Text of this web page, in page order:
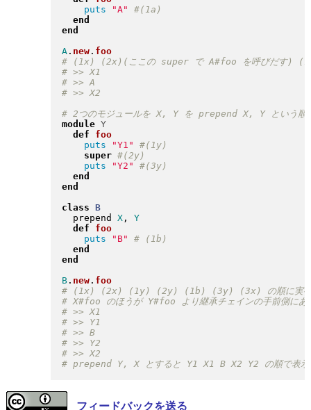
puts
"A"
end
end
A. new. foo
module Y
def
foo
puts
"Y1 "
super
puts
"Y2 "
end
end
class B
  prepend
X, Y
def
foo
puts
" B"
end
end
B. new. foo
# >> B
フィードバックを送る